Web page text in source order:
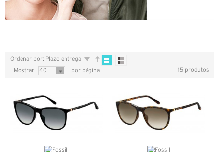
Ordenar por: Plazo entrega
Mostrar 40 por página 15 produtos